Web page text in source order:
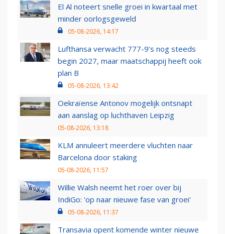
El Al noteert snelle groei in kwartaal met
minder oorlogsgeweld
05-08-2026, 14:17
Lufthansa verwacht 777-9’s nog steeds
begin 2027, maar maatschappij heeft ook
plan B
05-08-2026, 13:42
Oekraïense Antonov mogelijk ontsnapt
aan aanslag op luchthaven Leipzig
05-08-2026, 13:18
KLM annuleert meerdere vluchten naar
Barcelona door staking
05-08-2026, 11:57
Willie Walsh neemt het roer over bij
IndiGo: 'op naar nieuwe fase van groei'
05-08-2026, 11:37
Transavia opent komende winter nieuwe